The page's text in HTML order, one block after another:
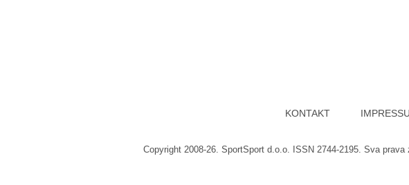
KONTAKT
Copyright 2008-26. SportSport d.o.o. ISSN 2744-2195. Sva